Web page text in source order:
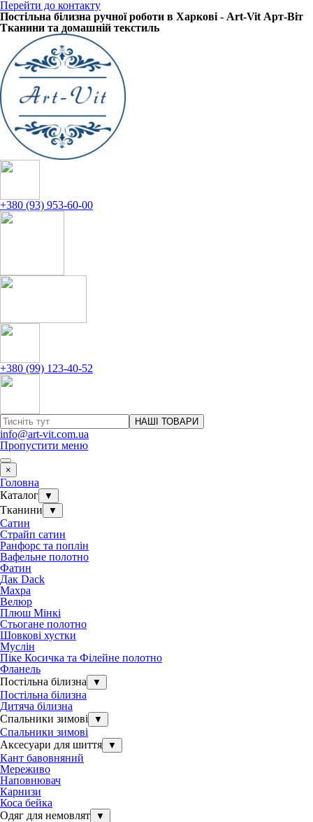
Перейти до контакту
Постільна білизна ручної роботи в Харкові - Art-Vit Арт-Віт
Тканини та домашній текстиль
+380 (93) 953-60-00
+380 (99) 123-40-52
НАШІ ТОВАРИ
info@art-vit.com.ua
Пропустити меню
×
Головна
Каталог
▼
Тканини ▼
Сатин
Страйп сатин
Ранфорс та поплін
Вафельне полотно
Фатин
Дак Dack
Махра
Велюр
Плюш Мінкі
Стьогане полотно
Шовкові хустки
Муслін
Піке Косичка та Філейне полотно
Фланель
Постільна білизна
▼
Постільна білизна
Дитяча білизна
Спальники зимові
▼
Спальники зимові
Аксесуари для шиття
▼
Кант бавовняний
Мереживо
Наповнювач
Карнизи
Коса бейка
Одяг для немовлят
▼